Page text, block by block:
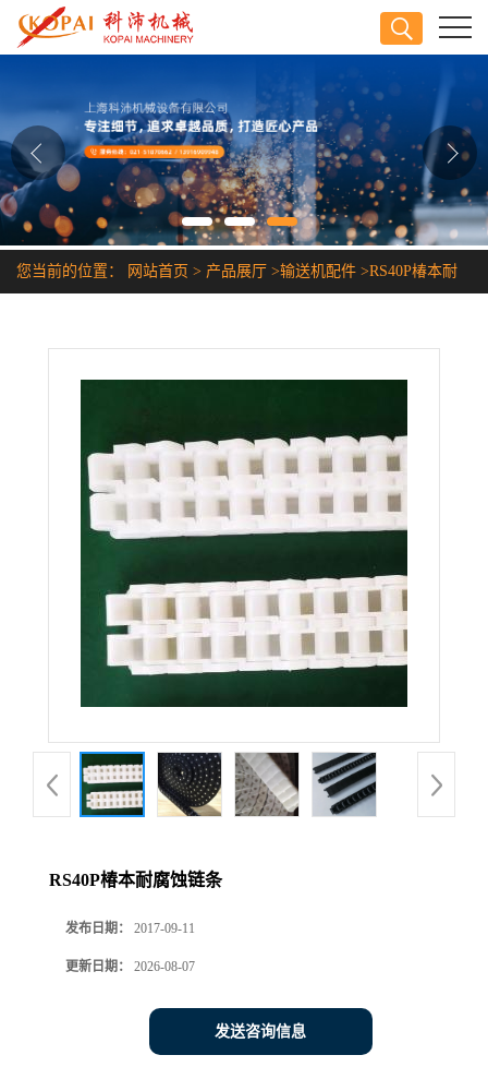
公司介绍
公司动态
产品展厅
证书荣誉
您当前的位置： 网站首页 > 产品展厅 >输送机配件 >RS40P椿本耐
RS40P椿本耐腐蚀链条
发布日期： 2017-09-11
更新日期： 2026-08-07
发送咨询信息